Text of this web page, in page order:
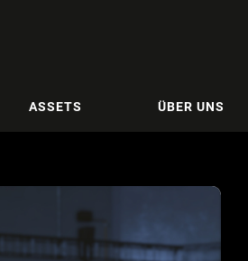
ASSETS ÜBER UNS